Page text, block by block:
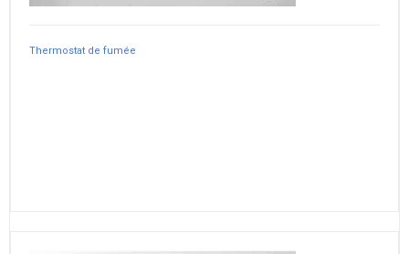
Thermostat de fumée